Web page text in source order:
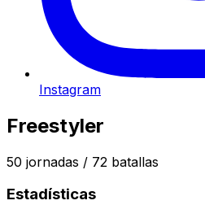
Instagram
Freestyler
50 jornadas / 72 batallas
Estadísticas